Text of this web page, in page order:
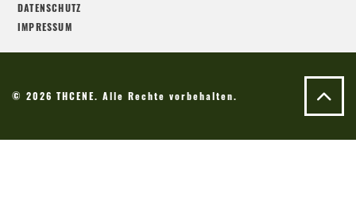
DATENSCHUTZ
IMPRESSUM
© 2026 THCENE. Alle Rechte vorbehalten.